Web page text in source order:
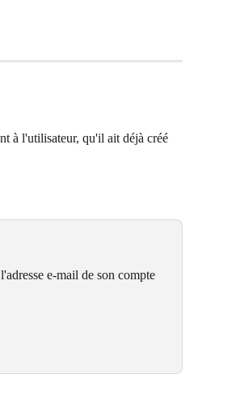
à l'utilisateur, qu'il ait déjà créé
e-mail de son compte